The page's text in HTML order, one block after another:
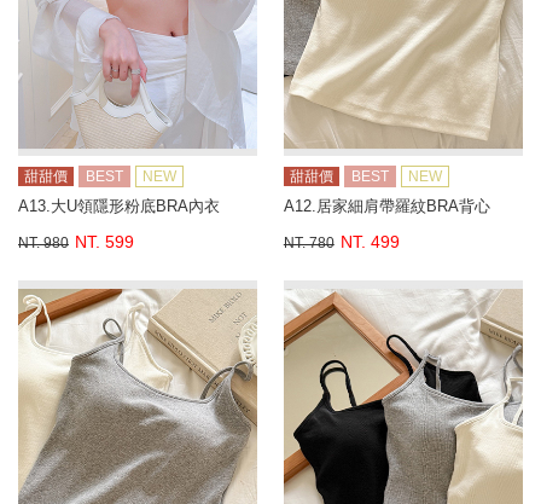
甜甜價 BEST NEW
A13.大U領隱形粉底BRA內衣
NT. 980 NT. 599
甜甜價 BEST NEW
A12.居家細肩帶羅紋BRA背心
NT. 780 NT. 499